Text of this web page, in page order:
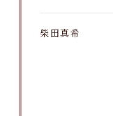
柴田真希